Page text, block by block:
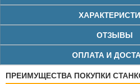
ОТЗЫВЫ
ОПЛАТА И
ПРЕИМУЩЕСТВА ПОКУПКИ